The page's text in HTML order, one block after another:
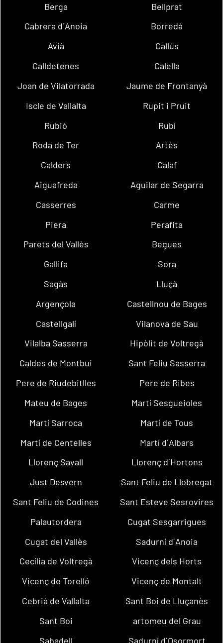
Berga
Bellprat
Cabrera d´Anoia
Borredà
Avià
Callús
Calldetenes
Calella
Joan de Vilatorrada
Jaume de Frontanyà
Iscle de Vallalta
Rupit i Pruit
Rubió
Rubí
Roda de Ter
Artés
Calders
Calaf
Aiguafreda
Aguilar de Segarra
Casserres
Carme
Piera
Perafita
Parets del Vallès
Begues
Gallifa
Sora
Sagàs
Lluçà
Argençola
Castellnou de Bages
Castellgalí
Vilanova de Sau
Vilalba Sasserra
Hipòlit de Voltregà
Caldes de Montbui
Sant Feliu Sasserra
Pere de Riudebitlles
Pere de Ribes
Mateu de Bages
Martí Sesgueioles
Martí Sarroca
Martí de Tous
Martí de Centelles
Martí d´Albars
Llorenç Savall
Llorenç d´Hortons
Just Desvern
Sant Feliu de Llobregat
Sant Feliu de Codines
Sant Esteve Sesrovires
Palautordera
Cugat Sesgarrigues
Cugat del Vallès
Sadurní d´Anoia
Cecília de Voltregà
Vicenç dels Horts
Vicenç de Torelló
Vicenç de Montalt
Cebrià de Vallalta
Sant Boi de Lluçanès
Sant Boi
artomeu del Grau
Sabadell
Sadurní d´Osormort